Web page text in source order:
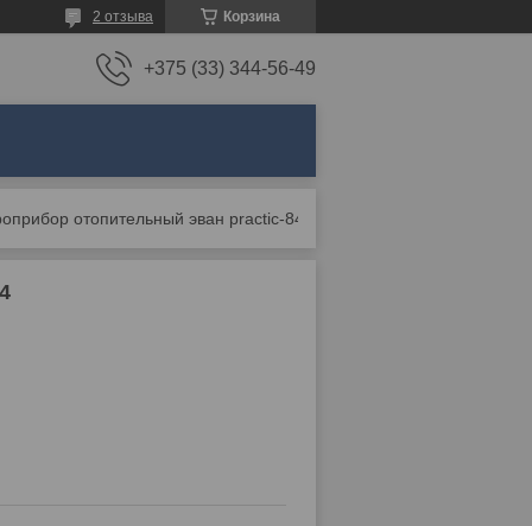
Корзина
2 отзыва
+375 (33) 344-56-49
отопительный эван practic-84